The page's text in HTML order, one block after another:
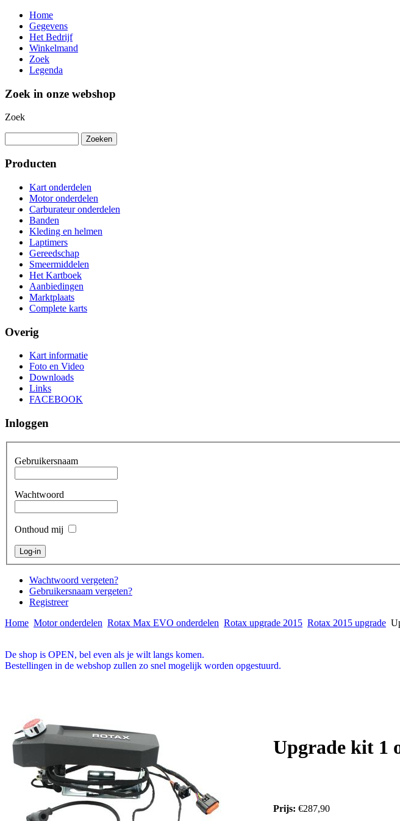
Home
Gegevens
Het Bedrijf
Winkelmand
Zoek
Legenda
Zoek in onze webshop
Zoek
Producten
Kart onderdelen
Motor onderdelen
Carburateur onderdelen
Banden
Kleding en helmen
Laptimers
Gereedschap
Smeermiddelen
Het Kartboek
Aanbiedingen
Marktplaats
Complete karts
Overig
Kart informatie
Foto en Video
Downloads
Links
FACEBOOK
Inloggen
Gebruikersnaam
Wachtwoord
Onthoud mij
Wachtwoord vergeten?
Gebruikersnaam vergeten?
Registreer
Home Motor onderdelen Rotax Max EVO onderdelen Rotax upgrade 2015 Rotax 2015 upgrade
De shop is OPEN, bel even als je wilt langs komen.
Bestellingen in de webshop zullen zo snel mogelijk worden opgestuurd.
Upgrade kit 1
Prijs: €287,90